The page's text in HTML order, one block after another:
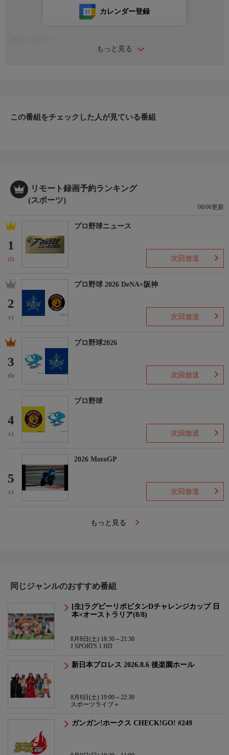
もっと見る
カレンダー登録
進化を遂げている「クォーター理論」、どうぞお楽しみに！
この番組をチェックした人が見ている番組
リモート録画予約ランキング
(スポーツ)
08/06更新
1
(1)
プロ野球ニュース
次回放送
2
(-)
プロ野球 2026 DeNA×阪神
次回放送
3
(5)
プロ野球2026
次回放送
4
(-)
プロ野球
次回放送
5
(-)
2026 MotoGP
次回放送
もっと見る
同じジャンルのおすすめ番組
[生]ラグビーリポビタンDチャレンジカップ 日
本×オーストラリア(8/8)
8月8日(土) 18:30～21:30
J SPORTS 1 HD
新日本プロレス 2026.8.6 後楽園ホール
8月8日(土) 19:00～22:30
スポーツライブ＋
ガンガン!ホークス CHECK!GO! #249